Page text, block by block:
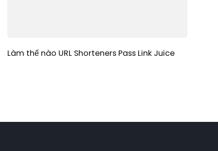
Làm thế nào URL Shorteners Pass Link Juice